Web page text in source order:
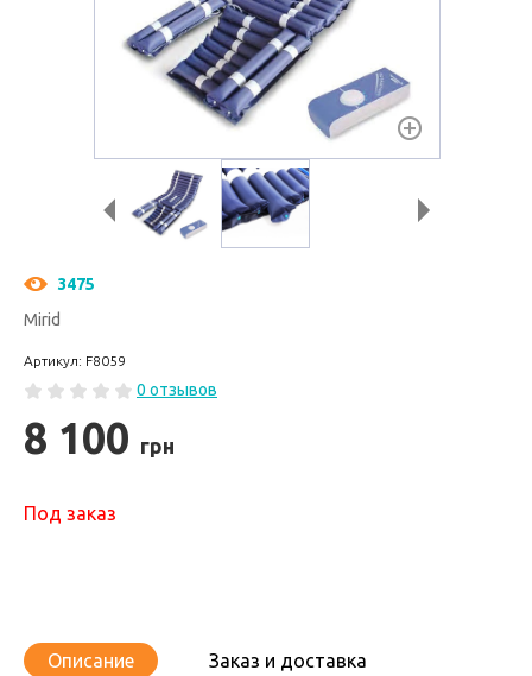
3475
Mirid
Артикул: F8059
0 отзывов
8 100 грн
Под заказ
Описание
Заказ и доставка